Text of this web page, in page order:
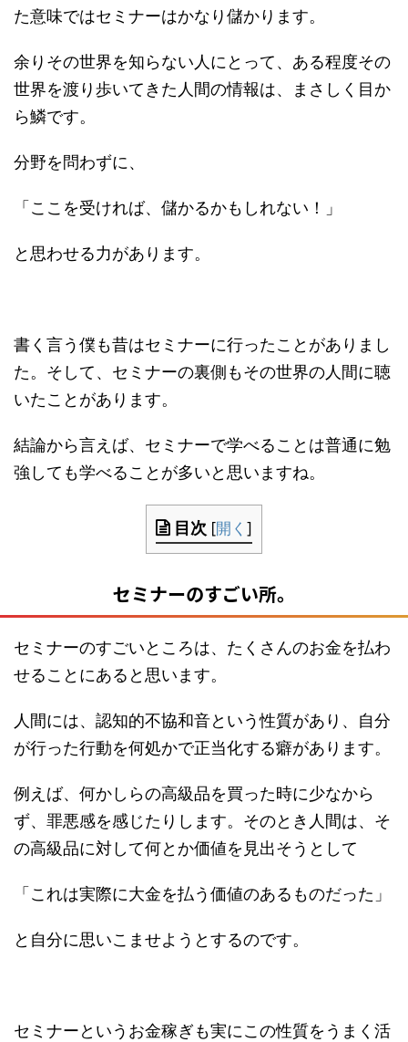
た意味ではセミナーはかなり儲かります。
余りその世界を知らない人にとって、ある程度その
世界を渡り歩いてきた人間の情報は、まさしく目か
ら鱗です。
分野を問わずに、
「ここを受ければ、儲かるかもしれない！」
と思わせる力があります。
書く言う僕も昔はセミナーに行ったことがありまし
た。そして、セミナーの裏側もその世界の人間に聴
いたことがあります。
結論から言えば、セミナーで学べることは普通に勉
強しても学べることが多いと思いますね。
目次 [開く ]
セミナーのすごい所。
セミナーのすごいところは、たくさんのお金を払わ
せることにあると思います。
人間には、認知的不協和音という性質があり、自分
が行った行動を何処かで正当化する癖があります。
例えば、何かしらの高級品を買った時に少なから
ず、罪悪感を感じたりします。そのとき人間は、そ
の高級品に対して何とか価値を見出そうとして
「これは実際に大金を払う価値のあるものだった」
と自分に思いこませようとするのです。
セミナーというお金稼ぎも実にこの性質をうまく活